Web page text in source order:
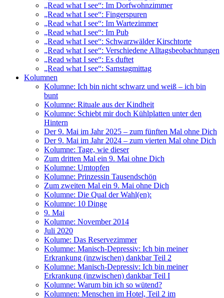
„Read what I see“: Im Dorfwohnzimmer
„Read what I see“: Fingerspuren
„Read what I see“: Im Wartezimmer
„Read what I see“: Im Pub
„Read what I see“: Schwarzwälder Kirschtorte
„Read what I see“: Verschiedene Alltagsbeobachtungen
„Read what I see“: Es duftet
„Read what I see“: Samstagmittag
Kolumnen
Kolumne: Ich bin nicht schwarz und weiß – ich bin
bunt
Kolumne: Rituale aus der Kindheit
Kolumne: Schiebt mir doch Kühlplatten unter den
Hintern
Der 9. Mai im Jahr 2025 – zum fünften Mal ohne Dich
Der 9. Mai im Jahr 2024 – zum vierten Mal ohne Dich
Kolumne: Tage, wie dieser
Zum dritten Mal ein 9. Mai ohne Dich
Kolumne: Umtopfen
Kolumne: Prinzessin Tausendschön
Zum zweiten Mal ein 9. Mai ohne Dich
Kolumne: Die Qual der Wahl(en):
Kolumne: 10 Dinge
9. Mai
Kolumne: November 2014
Juli 2020
Kolume: Das Reservezimmer
Kolumne: Manisch-Depressiv: Ich bin meiner
Erkrankung (inzwischen) dankbar Teil 2
Kolumne: Manisch-Depressiv: Ich bin meiner
Erkrankung (inzwischen) dankbar Teil I
Kolumne: Warum bin ich so wütend?
Kolumnen: Menschen im Hotel, Teil 2 im